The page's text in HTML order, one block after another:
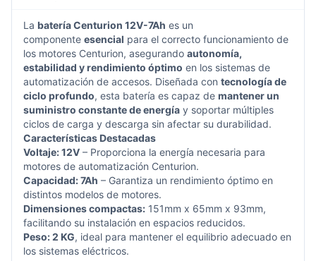
La batería Centurion 12V-7Ah es un
componente esencial para el correcto funcionamiento de
los motores Centurion, asegurando autonomía,
estabilidad y rendimiento óptimo en los sistemas de
automatización de accesos. Diseñada con tecnología de
ciclo profundo, esta batería es capaz de mantener un
suministro constante de energía y soportar múltiples
ciclos de carga y descarga sin afectar su durabilidad.
Características Destacadas
Voltaje: 12V – Proporciona la energía necesaria para
motores de automatización Centurion.
Capacidad: 7Ah – Garantiza un rendimiento óptimo en
distintos modelos de motores.
Dimensiones compactas: 151mm x 65mm x 93mm,
facilitando su instalación en espacios reducidos.
Peso: 2 KG, ideal para mantener el equilibrio adecuado en
los sistemas eléctricos.